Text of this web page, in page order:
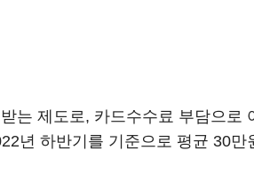
는 제도로, 카드수수료 부담으로
년 하반기를 기준으로 평균 30만